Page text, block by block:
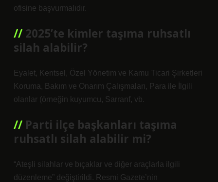
ofisine başvurmalıdır.
2025’te kimler taşıma ruhsatlı
silah alabilir?
Eyalet, Kentsel, Özel Yönetim ve Kamu Ticari Şirketleri
Koruma, Bakım ve Onarım Çalışmaları, Para ile İlgili
olanlar (örneğin kuyumcu, Sarranf, vb.
Parti ilçe başkanları taşıma
ruhsatlı silah alabilir mi?
“Ateşli silahlar ve bıçaklar ve diğer araçlarla ilgili
düzenleme” değiştirildi. Resmi Gazete’nin